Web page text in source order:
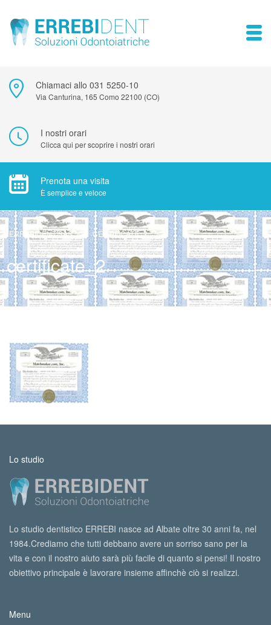
Chiamaci allo 031 5250-10
Via Canturina, 165 Como 22100 (CO)
I nostri orari
Clicca qui per scoprire i nostri orari
Prenota una visita
È semplice e veloce
ERREBIDENT SAS > CERTIFICATE_2
certificate_2
Lo studio
Lo studio dentistico ERREBI nasce ad Albate oltre 30 anni fa, nel
1984.Crediamo che tutti debbano avere un sorriso sano per la
vita e con il nostro aiuto sarà più facile di quanto si pensi! Il nostro
obiettivo principale è lavorare insieme affinchè ciò si realizzi.
Menu